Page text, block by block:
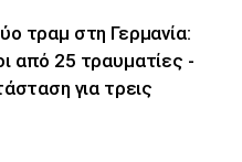
τραμ στη Γερμανία:
από 25 τραυματίες -
για τρεις